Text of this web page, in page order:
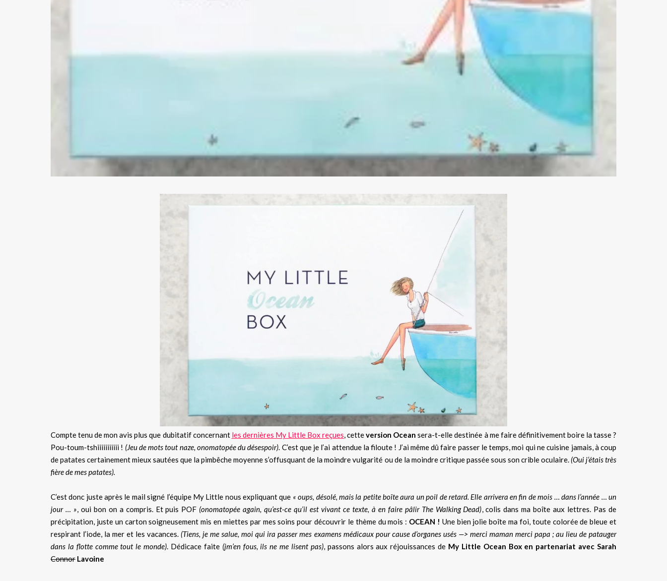
Compte tenu de mon avis plus que dubitatif concernant les dernières My Little Box reçues, cetteversion Ocean sera-t-elle destinée à me faire définitivement boire la tasse ?
Pou-toum-tshiiiiiiiiiii ! (Jeu de mots tout naze, onomatopée du désespoir). C’est que je l’ai attendue la filoute ! J’ai même dû faire passer le temps, moi qui ne cuisine jamais, à coup
de patates certainement mieux sautées que la pimbêche moyenne s’offusquant de la moindre vulgarité ou de la moindre critique passée sous son crible oculaire. (Oui j’étais très
fière de mes patates).
C’est donc juste après le mail signé l’équipe My Little nous expliquant que « oups, désolé, mais la petite boîte aura un poil de retard. Elle arrivera en fin de mois … dans l’année … un
jour … », oui bon on a compris. Et puis POF (onomatopée again, qu’est-ce qu’il est vivant ce texte, à en faire pâlir The Walking Dead), colis dans ma boîte aux lettres. Pas de
précipitation, juste un carton soigneusement mis en miettes par mes soins pour découvrir le thème du mois : OCEAN ! Une bien jolie boîte ma foi, toute colorée de bleue et
respirant l’iode, la mer et les vacances. (Tiens, je me salue, moi qui ira passer mes examens médicaux pour cause d’organes usés —> merci maman merci papa ; au lieu de patauger
dans la flotte comme tout le monde). Dédicace faite(jm’en fous, ils ne me lisent pas), passons alors aux réjouissances de My Little Ocean Box en partenariat avec Sarah
Connor Lavoine